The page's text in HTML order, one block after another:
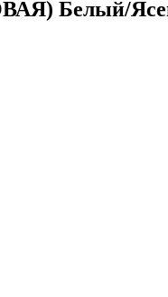
Белый/